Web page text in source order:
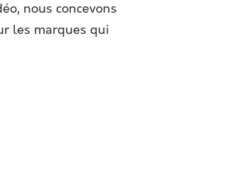
nous concevons
les marques qui